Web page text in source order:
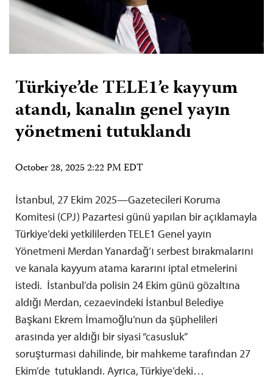
Türkiye’de TELE1’e kayyum
atandı, kanalın genel yayın
yönetmeni tutuklandı
October 28, 2025 2:22 PM EDT
İstanbul, 27 Ekim 2025—Gazetecileri Koruma
Komitesi (CPJ) Pazartesi günü yapılan bir açıklamayla
Türkiye’deki yetkililerden TELE1 Genel yayın
Yönetmeni Merdan Yanardağ’ı serbest bırakmalarını
ve kanala kayyum atama kararını iptal etmelerini
istedi. İstanbul’da polisin 24 Ekim günü gözaltına
aldığı Merdan, cezaevindeki İstanbul Belediye
Başkanı Ekrem İmamoğlu’nun da şüphelileri
arasında yer aldığı bir siyasi “casusluk”
soruşturması dahilinde, bir mahkeme tarafından 27
Ekim’de tutuklandı. Ayrıca, Türkiye’deki…